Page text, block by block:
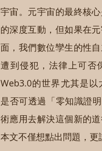
宇宙。元宇宙的最終核
的深度互動，但如果在
面，我們數位孿生的性
遭到侵犯，法律上可否
Web3.0的世界尤其是以
是否可透過「零知識證
術應用去解決這個新的
本文不僅想點出問題，更